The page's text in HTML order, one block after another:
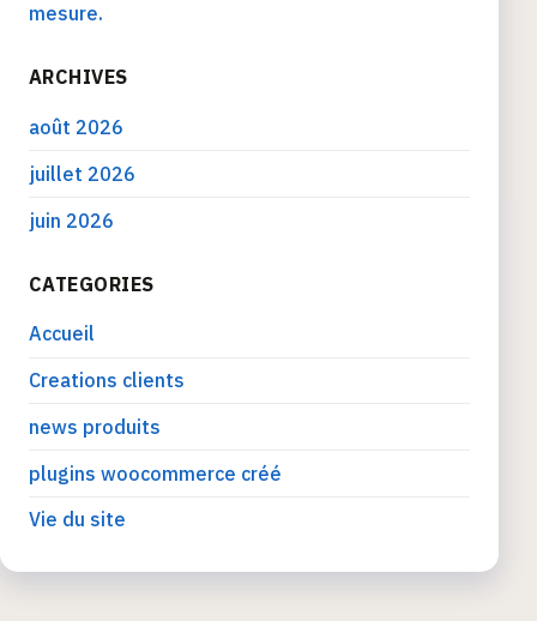
mesure.
ARCHIVES
août 2026
juillet 2026
juin 2026
CATEGORIES
Accueil
Creations clients
news produits
plugins woocommerce créé
Vie du site